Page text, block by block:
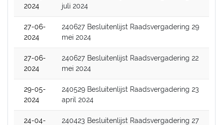
2024
juli 2024
27-06-
2024
240627 Besluitenlijst Raadsvergadering 29
mei 2024
27-06-
2024
240627 Besluitenlijst Raadsvergadering 22
mei 2024
29-05-
2024
240529 Besluitenlijst Raadsvergadering 23
april 2024
24-04-
240423 Besluitenlijst Raadsvergadering 27